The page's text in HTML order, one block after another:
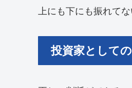
上にも下にも振れてな
投資家として